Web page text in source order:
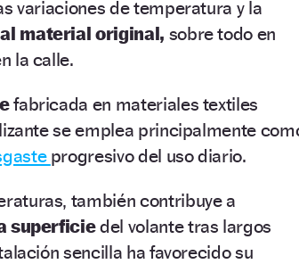
variaciones de temperatura y la
material original, sobre todo en
la calle.
fabricada en materiales textiles
se emplea principalmente
progresivo del uso diario.
también contribuye a
superficiedel volante tras largos
sencilla ha favorecido su